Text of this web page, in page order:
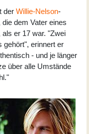
der Willie-Nelson-
die dem Vater eines
er 17 war. "Zwei
gehört", erinnert er
- und je länger
über alle Umstände